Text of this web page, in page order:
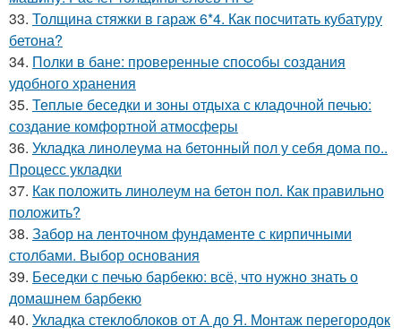
33. Толщина стяжки в гараж 6*4. Как посчитать кубатуру
бетона?
34. Полки в бане: проверенные способы создания
удобного хранения
35. Теплые беседки и зоны отдыха с кладочной печью:
создание комфортной атмосферы
36. Укладка линолеума на бетонный пол у себя дома по..
Процесс укладки
37. Как положить линолеум на бетон пол. Как правильно
положить?
38. Забор на ленточном фундаменте с кирпичными
столбами. Выбор основания
39. Беседки с печью барбекю: всё, что нужно знать о
домашнем барбекю
40. Укладка стеклоблоков от А до Я. Монтаж перегородок